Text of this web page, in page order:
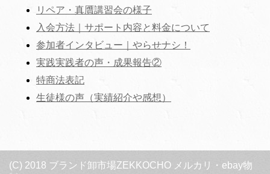
リペア・真贋講習会の様子
入会方法｜サポート内容と料金について
参加者インタビュー｜やらせナシ！
実践実践者の声・成果報告②
特商法表記
生徒様の声（実績紹介や感想）
(C) 2018 ブランド卸市場ZEKKOCHO メルカリ・ebay物